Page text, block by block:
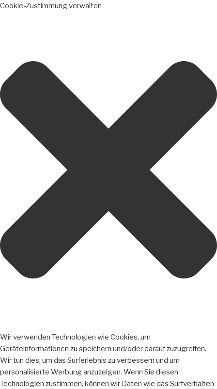
Cookie-Zustimmung verwalten
Wir verwenden Technologien wie Cookies, um
Geräteinformationen zu speichern und/oder darauf zuzugreifen.
Wir tun dies, um das Surferlebnis zu verbessern und um
personalisierte Werbung anzuzeigen. Wenn Sie diesen
Technologien zustimmen, können wir Daten wie das Surfverhalten